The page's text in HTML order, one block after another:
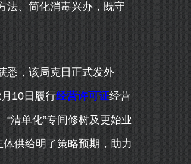
法、简化消毒兴办，既守
，该局克日正式发外
10日履行经营许可证经营
“清单化”专间修树及更始业
供给明了策略预期，助力